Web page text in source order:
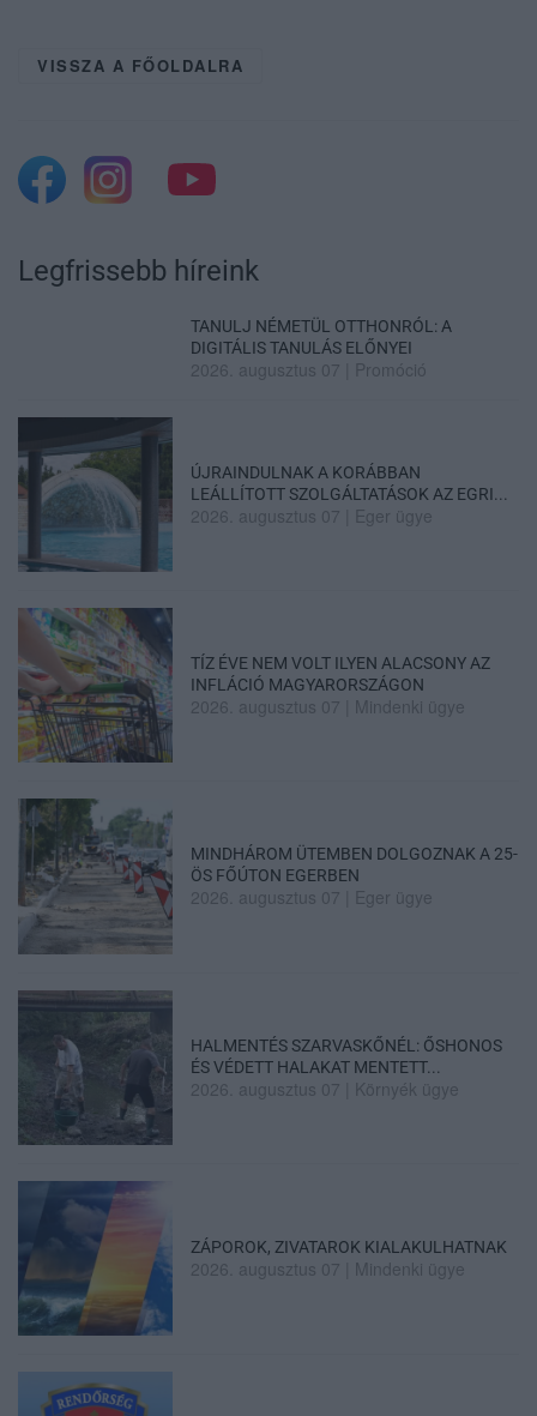
VISSZA A FŐOLDALRA
Legfrissebb híreink
TANULJ NÉMETÜL OTTHONRÓL: A
DIGITÁLIS TANULÁS ELŐNYEI
2026. augusztus 07 Promóció
ÚJRAINDULNAK A KORÁBBAN
LEÁLLÍTOTT SZOLGÁLTATÁSOK AZ EGRI...
2026. augusztus 07 Eger ügye
TÍZ ÉVE NEM VOLT ILYEN ALACSONY AZ
INFLÁCIÓ MAGYARORSZÁGON
2026. augusztus 07 Mindenki ügye
MINDHÁROM ÜTEMBEN DOLGOZNAK A 25-
ÖS FŐÚTON EGERBEN
2026. augusztus 07 Eger ügye
HALMENTÉS SZARVASKŐNÉL: ŐSHONOS
ÉS VÉDETT HALAKAT MENTETT...
2026. augusztus 07 Környék ügye
ZÁPOROK, ZIVATAROK KIALAKULHATNAK
2026. augusztus 07 Mindenki ügye